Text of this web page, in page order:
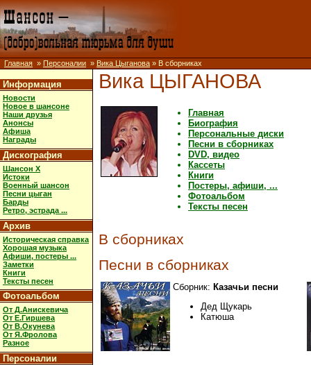
Главная » Персоналии » Вика Цыганова » В сборниках
Информация
Новости
Новое в шансоне
Наши друзья
Анонсы
Афиша
Награды
Дискография
Шансон X
Истоки
Военный шансон
Песни цыган
Барды
Ретро, эстрада ...
Архив
Историческая справка
Хорошая музыка
Афиши, постеры ...
Заметки
Книги
Тексты песен
Фотоальбом
От Д.Анискевича
От Е.Гиршева
От В.Окунева
От Я.Фролова
Разное
Персоналии
Вика ЦЫГАНОВА
Главная
Биография
Персональные диски
Песни в сборниках
DVD, видео
Кассеты
Книги
Постеры, афиши, ...
Фотоальбом
Тексты песен
В сборниках
Песни в сборниках
Сборник: Казачьи песни
Дед Щукарь
Катюша